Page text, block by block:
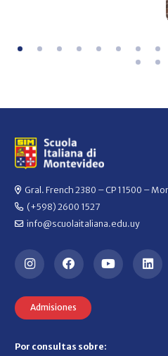
Gral. French 2380 – CP 11500 –
(+598) 2600 1527
info@scuolaitaliana.edu.uy
Admisiones
Por consultas sobre: